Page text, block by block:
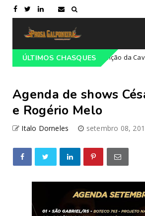
ÚLTIMOS CHASQUES
Campeiro 36ª edição da
Agenda de shows
e Rogério Melo
Italo Dorneles setembro 08,